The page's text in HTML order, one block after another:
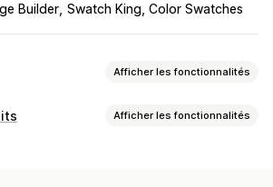
Builder Swatch King, Color Swatches
Afficher les fonctionnalités
Afficher les fonctionnalités